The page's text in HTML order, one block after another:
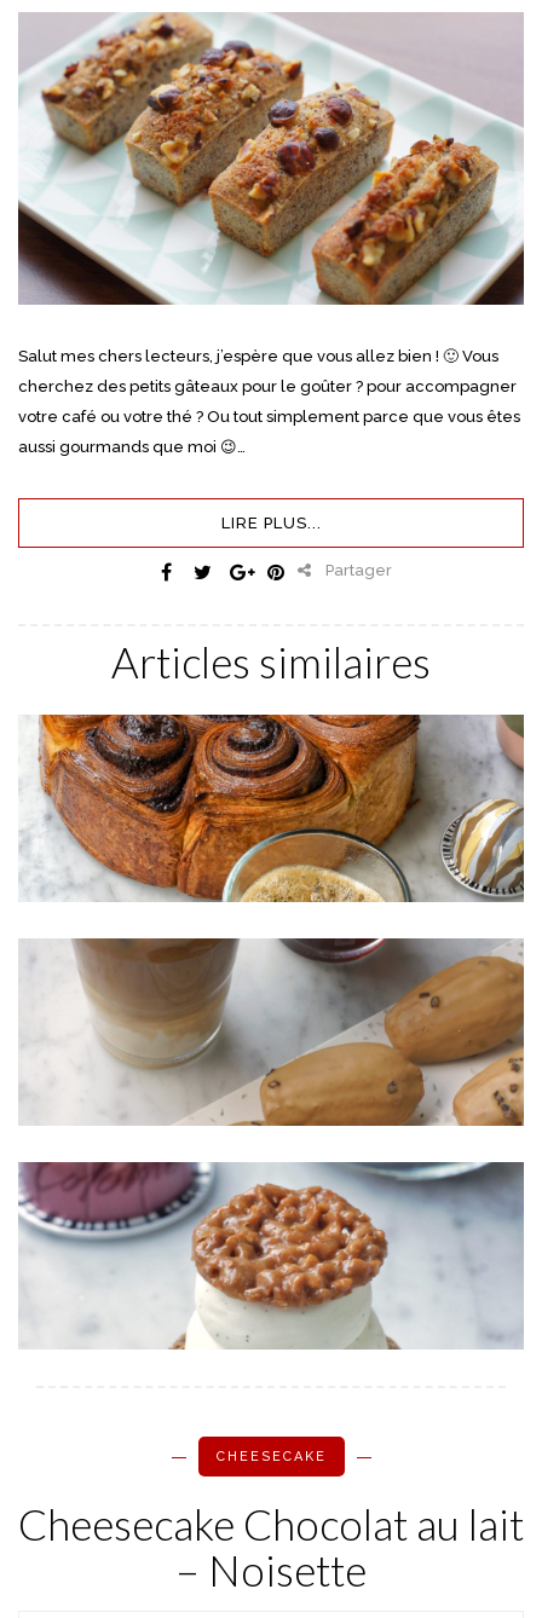
Salut mes chers lecteurs, j’espère que vous allez bien ! 🙂 Vous
cherchez des petits gâteaux pour le goûter ? pour accompagner
votre café ou votre thé ? Ou tout simplement parce que vous êtes
aussi gourmands que moi 😉…
LIRE PLUS...
Partager
Articles similaires
CHEESECAKE
Cheesecake Chocolat au lait
– Noisette